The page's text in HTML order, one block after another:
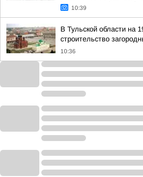
10:39
В Тульской области на
строительство
10:36